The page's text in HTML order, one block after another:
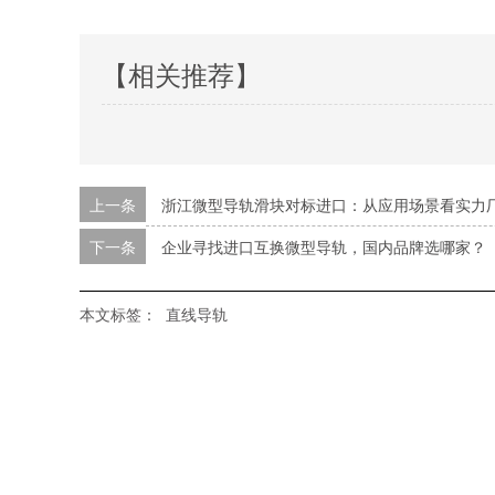
【相关推荐】
上一条
浙江微型导轨滑块对标进口：从应用场景看实力
下一条
企业寻找进口互换微型导轨，国内品牌选哪家？
本文标签： 直线导轨